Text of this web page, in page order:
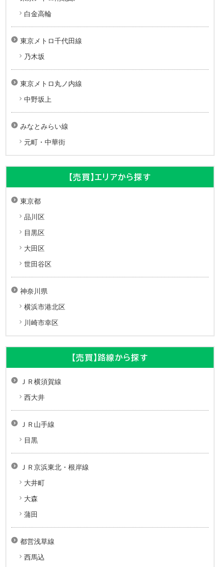
白金高輪
東京メトロ千代田線
乃木坂
東京メトロ丸ノ内線
中野坂上
みなとみらい線
元町・中華街
【売買】エリアから探す
東京都
品川区
目黒区
大田区
世田谷区
神奈川県
横浜市港北区
川崎市幸区
【売買】路線から探す
ＪＲ横須賀線
西大井
ＪＲ山手線
目黒
ＪＲ京浜東北・根岸線
大井町
大森
蒲田
都営浅草線
西馬込